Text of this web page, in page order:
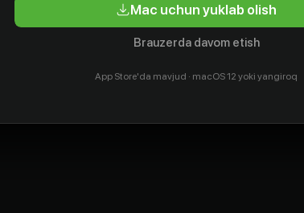
Mac uchun yuklab olish
Brauzerda davom etish
App Store'da mavjud · macOS 12 yoki yangiroq